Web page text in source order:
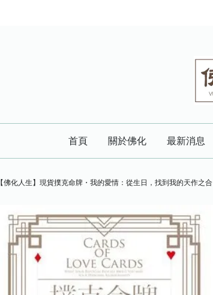
首頁 關於佛化 最新消息
【佛化人生】現貨撲克命牌・我的愛情：從生日，找到我的天作之合